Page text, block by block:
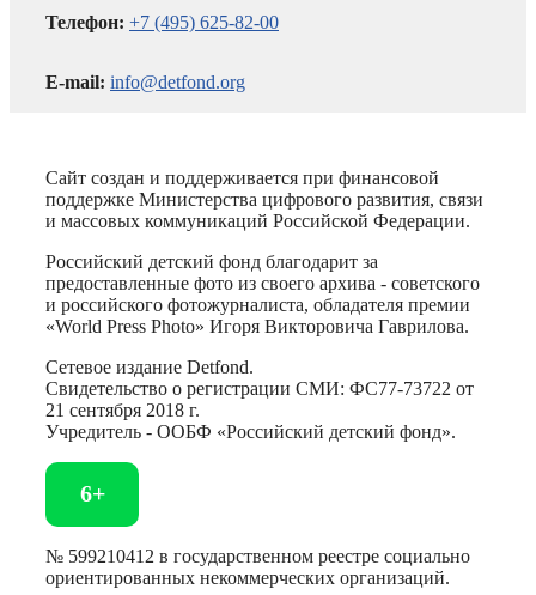
Телефон: +7 (495) 625-82-00
E-mail: info@detfond.org
Сайт создан и поддерживается при финансовой
поддержке Министерства цифрового развития, связи
и массовых коммуникаций Российской Федерации.
Российский детский фонд благодарит за
предоставленные фото из своего архива - советского
и российского фотожурналиста, обладателя премии
«World Press Photo» Игоря Викторовича Гаврилова.
Сетевое издание Detfond.
Свидетельство о регистрации СМИ: ФС77-73722 от
21 сентября 2018 г.
Учредитель - ООБФ «Российский детский фонд».
6+
№ 599210412 в государственном реестре социально
ориентированных некоммерческих организаций.